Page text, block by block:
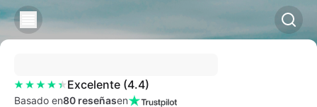
Excelente (4.4)
Basado en80 reseñasen